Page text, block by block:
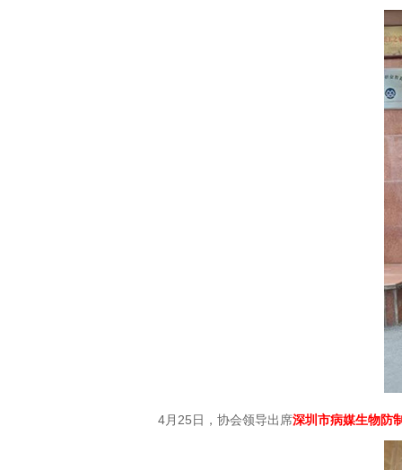
4月25日，协会领导出席深圳市病媒生物防